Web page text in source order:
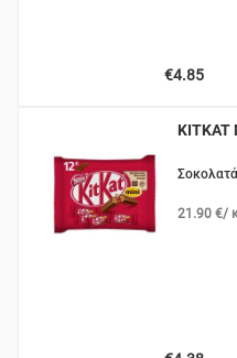
€4.85
21.90 €/